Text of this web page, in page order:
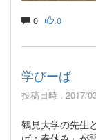
0 0
学びーば
投稿日時 : 2017/
鶴見大学の先生